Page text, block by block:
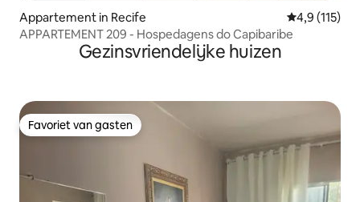
Appartement in Recife Gemiddelde
4,9 (115)
APPARTEMENT 209 - Hospedagens do Capibaribe
Gezinsvriendelijke huizen
Favoriet van gasten
Favoriet van gasten